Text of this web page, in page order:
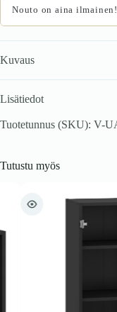
Nouto on aina ilmainen!
Kuvaus
Lisätiedot
Tuotetunnus (SKU): V-
Tutustu myös